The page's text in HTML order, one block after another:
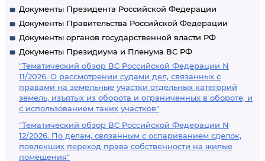
Документы Президента Российской Федерации
Документы Правительства Российской Федерации
Документы органов государственной власти РФ
Документы Президиума и Пленума ВС РФ
"Тематический обзор ВС Российской Федерации N
11/2026. О рассмотрении судами дел, связанных с
правами на земельные участки отдельных категорий
земель, изъятых из оборота и ограниченных в обороте, и
с использованием таких участков"
"Тематический обзор ВС Российской Федерации N
12/2026. По делам, связанным с оспариванием сделок,
повлекших переход права собственности на жилые
помещения"